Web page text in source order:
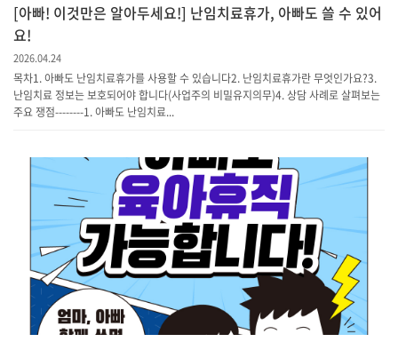
[아빠! 이것만은 알아두세요!] 난임치료휴가, 아빠도 쓸 수 있어
요!
2026.04.24
목차1. 아빠도 난임치료휴가를 사용할 수 있습니다2. 난임치료휴가란 무엇인가요?3.
난임치료 정보는 보호되어야 합니다(사업주의 비밀유지의무)4. 상담 사례로 살펴보는
주요 쟁점--------1. 아빠도 난임치료...